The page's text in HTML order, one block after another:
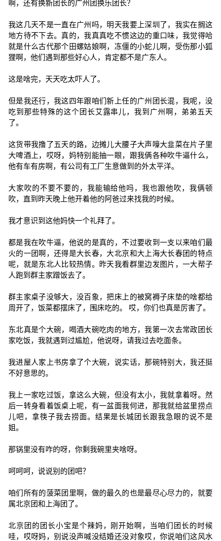
啊，还有换新团长的广州团换乐团长？
我这几天不是一直在广州吗，明天我要上深圳了，我实在搁这
地方待不下去。真的，我真真吃不惯这边的重口味，我觉得哈
就是什么古代那个田螺姑娘啊，冻僵的小蛇儿啊，受伤那小狐
狸啊，他们遇到那些好心人，肯定都不是广东人。
这是啥完，天天吃太吓人了。
但是我还行，我这四年跟咱们新上任的广州团长混，我呢，没
吃到那些特殊的这个团长艾露串儿，我到广州啊，弟弟五天
了。
这货带我撸了五天的路，边摊儿大腰子大声嚎大韭菜在片子里
大啤酒上，哎呀，妈特别能抽一眼，跟我俩各种吹牛逼什么，
他有车有房啊，有公司有工厂生意做到的外太平洋。
大家吹的不要不要的，我能输给他吗，我也跟他吹，我俩顿
吹，直到昨天晚上他开着他的阿爸过来找我的时候。
我才意识到这他妈快一个礼拜了。
都是我在吹牛逼，他说的是真的，不过要收到一支以来咱们最
火的一团啊，还得是大长春，大北京和大上海大长春团的特点
呢，就是东北人比较热情。昨天我看群里边发图片，一大帮子
人跑到群主家蹭饭去了。
群主家桌子没够大，没百象，把床上的被窝褥子床垫的啥都给
周开了，饭菜都摆床了，围床吃的。 哎，你们也真是厉害了。
东北真是个大碗，喝酒大碗吃肉的地方，我第一次去常政团长
家吃饭，我就遇到过尴尬，他说呀，请我过去吃面条。
我进屋人家上书房拿了个大碗，说实话，那碗特别大，我还挺
不好意思的。
我上一家吃过饭，拿这么大碗，但没有太小，我就拿着呀。然
后一转身看着饭桌上呢，有一盆面我何进，那我就给盆里捞点
儿吧，拿筷子我去捞面。结果是长城团长跟我急眼的说不是
姐。
那锅里没有咋的呀，你剩我碗里夹啥呀。
呵呵呵，说说别的团吧？
咱们所有的菠菜团里啊，做的最久的也是最尽心尽力的，就要
属北京团和上海团了。
北京团的团长小宝是个辣妈，刚开始啊，当咱们团长的时候
哇，哎呀妈，别说没声喊没结婚还没对象哎，你说咱们这风水